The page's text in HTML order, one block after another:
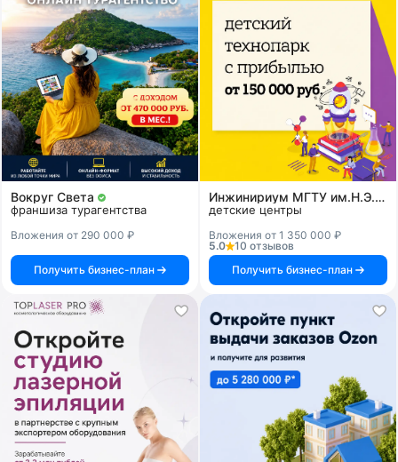
Вокруг Света
франшиза турагентства
Вложения от 290 000 ₽
Получить бизнес-план
Инжинириум МГТУ им.Н.Э.Баумана
детские центры
Вложения от 1 350 000 ₽
5.0
10 отзывов
Получить бизнес-план